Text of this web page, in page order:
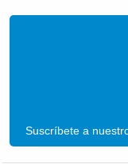
Suscríbete a